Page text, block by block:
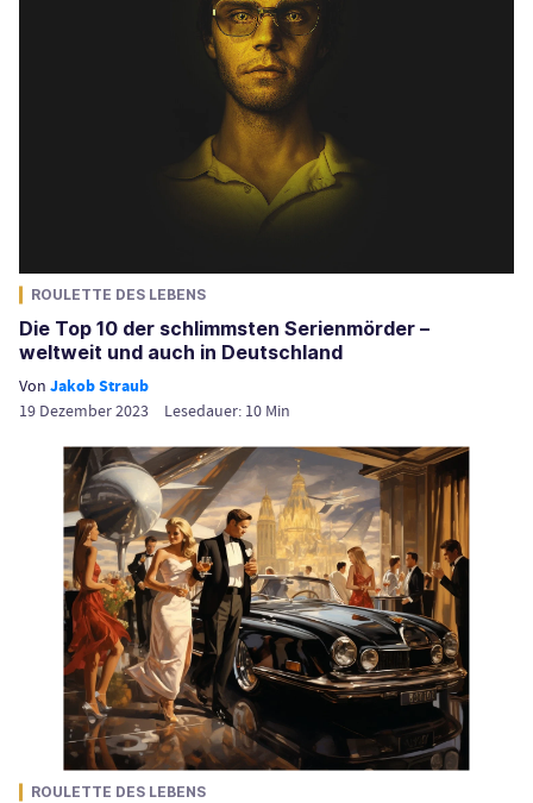
ROULETTE DES LEBENS
Die Top 10 der schlimmsten Serienmörder –
weltweit und auch in Deutschland
Von Jakob Straub
19 Dezember 2023 Lesedauer: 10 Min
ROULETTE DES LEBENS